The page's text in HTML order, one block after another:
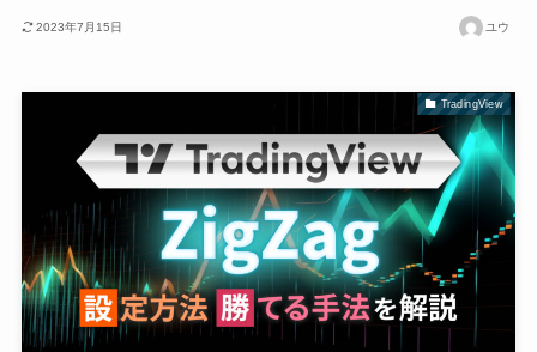
2023年7月15日 ユウ
TradingView